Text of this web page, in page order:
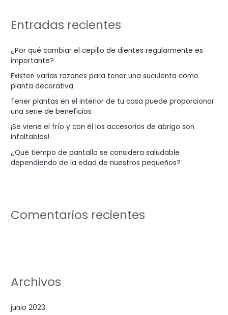
pequeños?
r
o
r
:
Entradas recientes
¿Por qué cambiar el cepillo de dientes regularmente es
importante?
Existen varias razones para tener una suculenta como
planta decorativa
Tener plantas en el interior de tu casa puede proporcionar
una serie de beneficios
¡Se viene el frío y con él los accesorios de abrigo son
infaltables!
¿Qué tiempo de pantalla se considera saludable
dependiendo de la edad de nuestros pequeños?
Comentarios recientes
Archivos
junio 2023